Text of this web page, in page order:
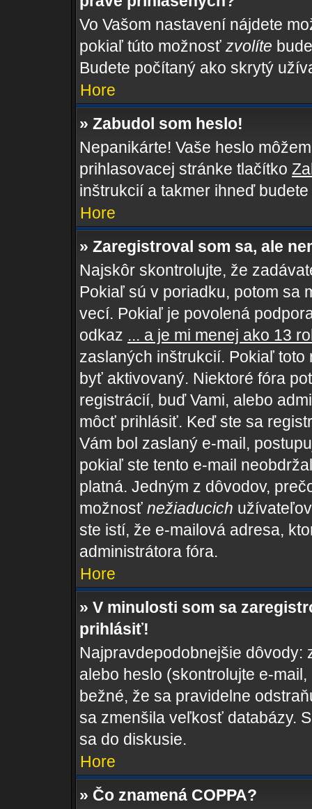
Vo Vašom nastavení nájdete
pokiaľ túto možnosť zvolíte
Budete počítaný ako skrytý
Hore
» Zabudol som heslo!
Nepanikárte! Vaše heslo
prihlasovacej stránke tlačítko
inštrukcií a takmer ihneď
Hore
» Zaregistroval som sa, ale
Najskôr skontrolujte, že
Pokiaľ sú v poriadku, potom sa
vecí. Pokiaľ je povolená
odkaz ... a je mi menej ako 13
zaslaných inštrukcií. Pokiaľ
byť aktivovaný. Niektoré fóra
registrácií, buď Vami, alebo
môcť prihlásiť. Keď ste sa
Vám bol zaslaný e-mail,
pokiaľ ste tento e-mail
platná. Jedným z dôvodov,
možnosť nežiaducich
ste istí, že e-mailová adresa,
administrátora fóra.
Hore
» V minulosti som sa
prihlásiť!
Najpravdepodobnejšie
alebo heslo (skontrolujte e-
bežné, že sa pravidelne
sa zmenšila veľkosť databázy.
sa do diskusie.
Hore
» Čo znamená COPPA?